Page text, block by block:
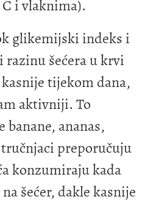
i vlaknima).
glikemijski indeks i
šećera u krvi
tijekom dana,
aktivniji. To
ananas,
preporučuju
konzumiraju kada
šećer, dakle kasnije